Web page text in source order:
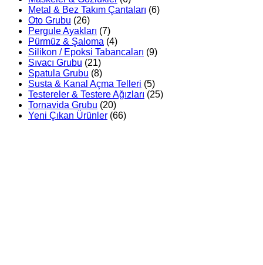
Metal & Bez Takım Çantaları (6)
Oto Grubu (26)
Pergule Ayakları (7)
Pürmüz & Şaloma (4)
Silikon / Epoksi Tabancaları (9)
Sıvacı Grubu (21)
Spatula Grubu (8)
Susta & Kanal Açma Telleri (5)
Testereler & Testere Ağızları (25)
Tornavida Grubu (20)
Yeni Çıkan Ürünler (66)